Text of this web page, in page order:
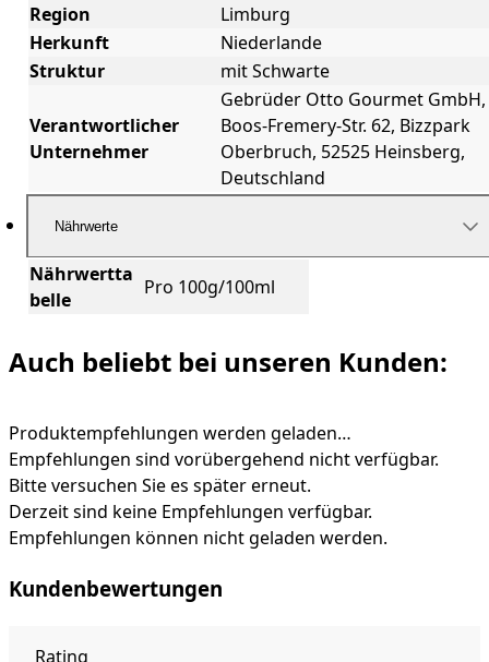
Region
Limburg
Herkunft
Niederlande
Struktur
mit Schwarte
Verantwortlicher
Unternehmer
Gebrüder Otto Gourmet GmbH,
Boos-Fremery-Str. 62, Bizzpark
Oberbruch, 52525 Heinsberg,
Deutschland
Nährwerte
Nährwertta
belle
Pro 100g/100ml
Auch beliebt bei unseren Kunden:
Produktempfehlungen werden geladen…
Empfehlungen sind vorübergehend nicht verfügbar.
Bitte versuchen Sie es später erneut.
Derzeit sind keine Empfehlungen verfügbar.
Empfehlungen können nicht geladen werden.
Kundenbewertungen
Rating